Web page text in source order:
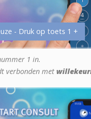
- Druk op toets 1 +
1 in.
verbonden met